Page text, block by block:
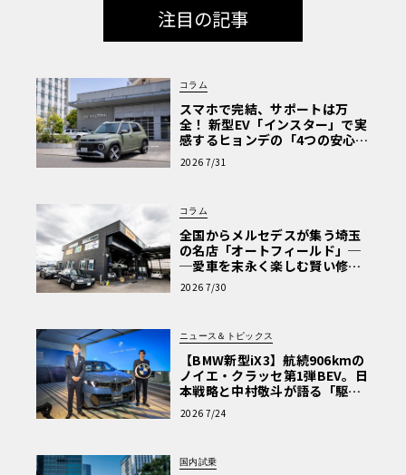
注目の記事
コラム
スマホで完結、サポートは万
全！ 新型EV「インスター」で実
感するヒョンデの「4つの安心」
【第1回・ヒョンデ6つの疑問：
Why? Hyundai?】〈PR〉
2026 7/31
コラム
全国からメルセデスが集う埼玉
の名店「オートフィールド」─
─愛車を末永く楽しむ賢い修理
術と、プロがフックス製オイル
を選ぶ理由〈PR〉
2026 7/30
ニュース＆トピックス
【BMW新型iX3】航続906kmの
ノイエ・クラッセ第1弾BEV。日
本戦略と中村敬斗が語る「駆け
ぬける歓び」
2026 7/24
国内試乗